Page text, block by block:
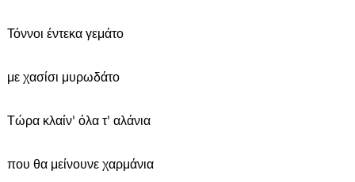
Τόννοι έντεκα γεμάτο
με χασίσι μυρωδάτο
Τώρα κλαίν' όλα τ' αλάνια
που θα μείνουνε χαρμάνια